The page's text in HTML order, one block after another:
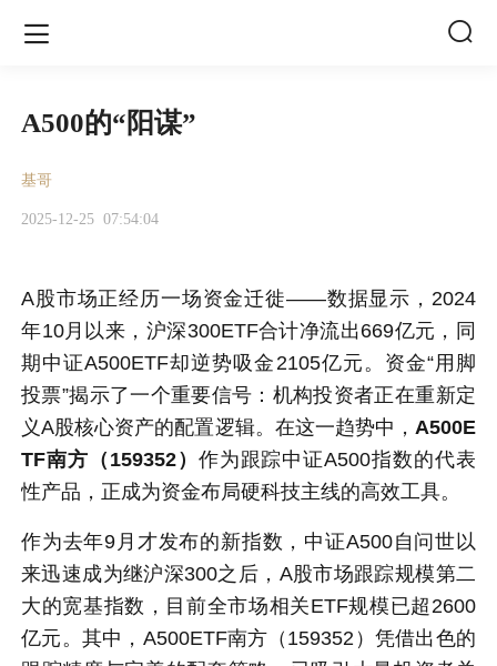
 
A500的“阳谋”
基哥
2025-12-25 07:54:04
A股市场正经历一场资金迁徙——数据显示，2024
年10月以来，沪深300ETF合计净流出669亿元，同
期中证A500ETF却逆势吸金2105亿元。资金“用脚
投票”揭示了一个重要信号：机构投资者正在重新定
义A股核心资产的配置逻辑。在这一趋势中， A500E
TF南方（159352） 作为跟踪中证A500指数的代表
性产品，正成为资金布局硬科技主线的高效工具。
作为去年9月才发布的新指数，中证A500自问世以
来迅速成为继沪深300之后，A股市场跟踪规模第二
大的宽基指数，目前全市场相关ETF规模已超2600
亿元。其中，A500ETF南方（159352）凭借出色的